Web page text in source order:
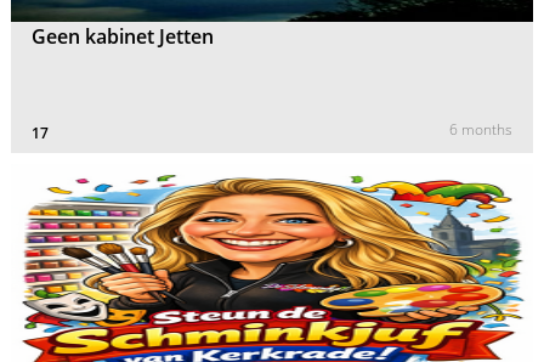
Geen kabinet Jetten
17 6 months